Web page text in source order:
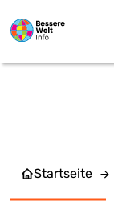
Startseite